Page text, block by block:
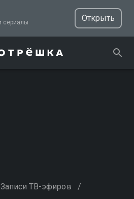
ТВ, фильмы и сериалы
Открыть
Записи ТВ-эфиров /